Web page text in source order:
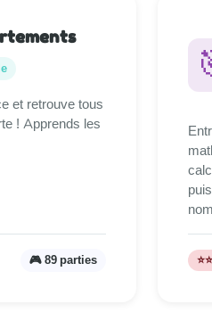
et retrouve tous
! Apprends les
🎮 89 parties